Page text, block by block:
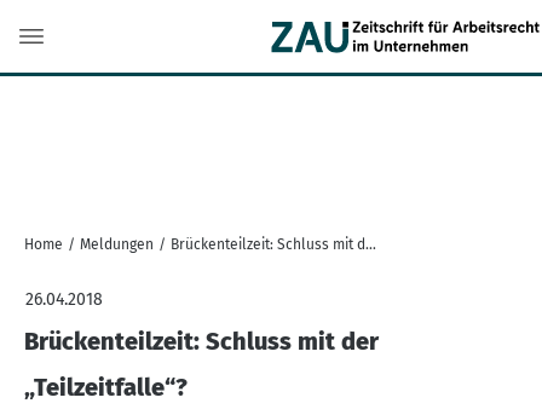
Home / Meldungen / Brückenteilzeit: Schluss mit der „Teilzeitfalle“?
26.04.2018
Brückenteilzeit: Schluss mit der
„Teilzeitfalle“?